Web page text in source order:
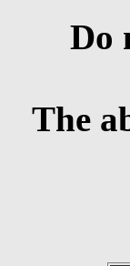
Do
The